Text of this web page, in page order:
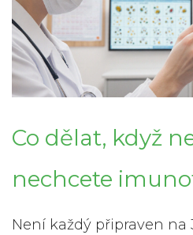
Co dělat, když
nechcete
Není každý připraven na